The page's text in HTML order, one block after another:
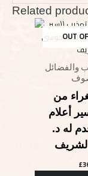
Related
OUT
والفضائل
من
أعلام
قدم له د.
£